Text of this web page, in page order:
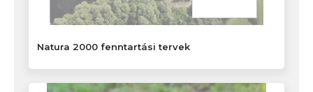
Natura 2000 fenntartási tervek